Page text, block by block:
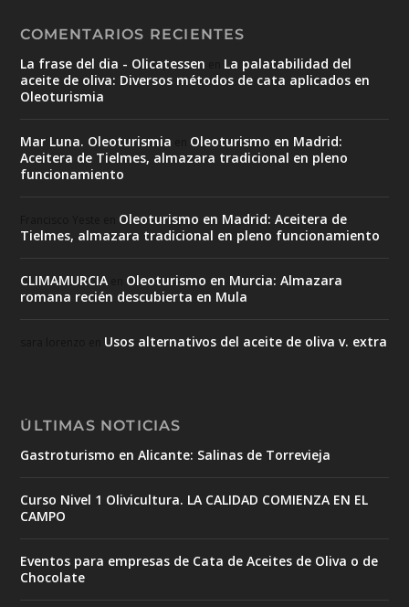
COMENTARIOS RECIENTES
La frase del dia - Olicatessen
La palatabilidad del
aceite de oliva: Diversos métodos de cata aplicados en
Oleoturismia
Mar Luna. Oleoturismia
Oleoturismo en Madrid:
Aceitera de Tielmes, almazara tradicional en pleno
funcionamiento
Oleoturismo en Madrid: Aceitera de
Tielmes, almazara tradicional en pleno funcionamiento
CLIMAMURCIA
Oleoturismo en Murcia: Almazara
romana recién descubierta en Mula
Usos alternativos del aceite de oliva v. extra
ÚLTIMAS NOTICIAS
Gastroturismo en Alicante: Salinas de Torrevieja
Curso Nivel 1 Olivicultura. LA CALIDAD COMIENZA EN EL
CAMPO
Eventos para empresas de Cata de Aceites de Oliva o de
Chocolate